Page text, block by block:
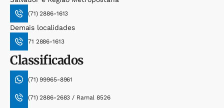
(71) 2886-1613
Demais localidades
71 2886-1613
Classificados
(71) 99965-8961
(71) 2886-2683 / Ramal 8526